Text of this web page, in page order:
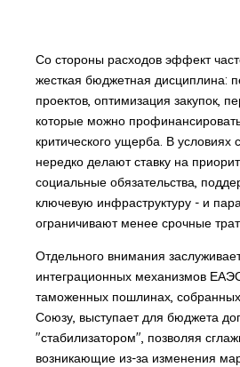
Со стороны расходов эффект
жесткая бюджетная дисциплина:
проектов, оптимизация закупок,
которые можно
критического ущерба. В условиях
нередко делают ставку на
социальные обязательства,
ключевую инфраструктуру - и
ограничивают менее срочные
Отдельного внимания
интеграционных механизмов
таможенных пошлинах,
Союзу, выступает для бюджета
"стабилизатором", позволяя
возникающие из-за изменения